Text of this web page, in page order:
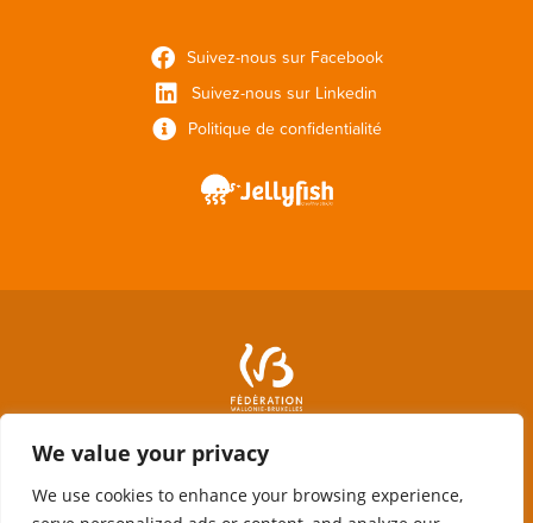
We value your privacy
We use cookies to enhance your browsing experience,
Suivez-nous sur Facebook
Suivez-nous sur Linkedin
Politique de confidentialité